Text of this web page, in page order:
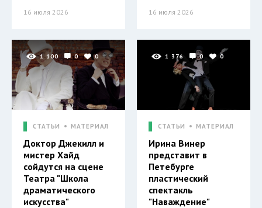
16 июля 2026 16 июля 2026
1 100 0 0
СТАТЬИ МАТЕРИАЛ
Доктор Джекилл и
мистер Хайд
сойдутся на сцене
Театра "Школа
драматического
искусства"
1 376 0 0
СТАТЬИ МАТЕРИАЛ
Ирина Винер
представит в
Петебурге
пластический
спектакль
"Наваждение"